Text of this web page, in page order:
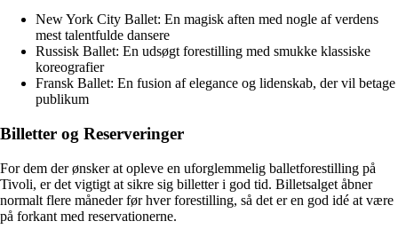
New York City Ballet: En magisk aften med nogle af verdens
mest talentfulde dansere
Russisk Ballet: En udsøgt forestilling med smukke klassiske
koreografier
Fransk Ballet: En fusion af elegance og lidenskab, der vil betage
publikum
Billetter og Reserveringer
For dem der ønsker at opleve en uforglemmelig balletforestilling på
Tivoli, er det vigtigt at sikre sig billetter i god tid. Billetsalget åbner
normalt flere måneder før hver forestilling, så det er en god idé at være
på forkant med reservationerne.